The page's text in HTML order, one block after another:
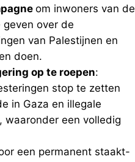
om inwoners van de
over de
van Palestijnen en
doen.
op te roepen:
stop te zetten
in Gaza en illegale
waaronder een volledig
een permanent staakt-